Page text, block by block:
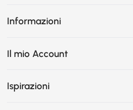
Informazioni
Il mio Account
Ispirazioni